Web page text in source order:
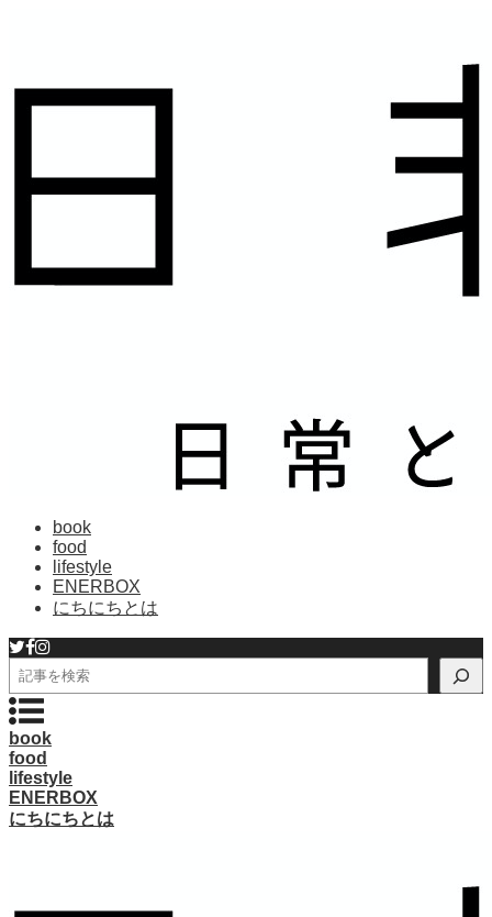
book
food
lifestyle
ENERBOX
にちにちとは
検
索
book
food
lifestyle
ENERBOX
にちにちとは